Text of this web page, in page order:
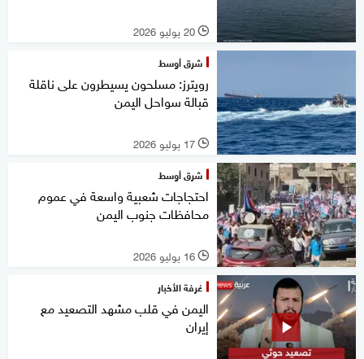
l 20 يوليو 2026
شرق أوسط
رويترز: مسلحون يسيطرون على ناقلة
قبالة سواحل اليمن
l 17 يوليو 2026
شرق أوسط
احتجاجات شعبية واسعة في عموم
محافظات جنوب اليمن
l 16 يوليو 2026
غرفة الأخبار
اليمن في قلب مشهد التصعيد مع
إيران